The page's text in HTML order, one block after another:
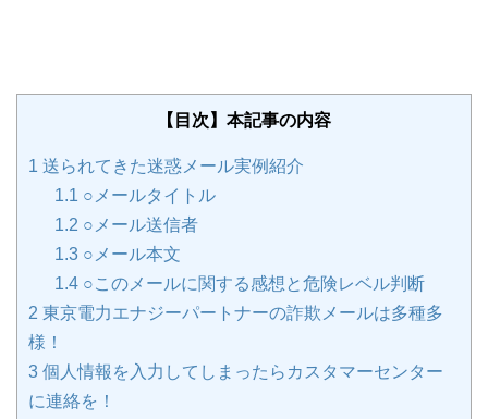
【目次】本記事の内容
1 送られてきた迷惑メール実例紹介
1.1 ○メールタイトル
1.2 ○メール送信者
1.3 ○メール本文
1.4 ○このメールに関する感想と危険レベル判断
2 東京電力エナジーパートナーの詐欺メールは多種多
様！
3 個人情報を入力してしまったらカスタマーセンター
に連絡を！